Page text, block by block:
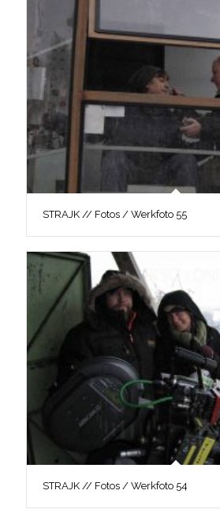
STRAJK // Fotos / Werkfoto 55
STRAJK // Fotos / Werkfoto 54